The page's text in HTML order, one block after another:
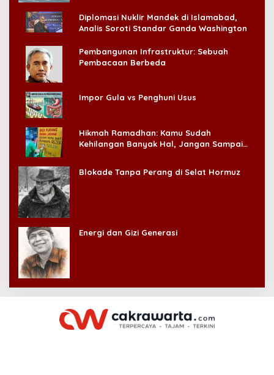
Diplomasi Nuklir Mandek di Islamabad,
Analis Soroti Standar Ganda Washington
Pembangunan Infrastruktur: Sebuah
Pembacaan Berbeda
Impor Gula vs Penghuni Usus
Hikmah Ramadhan: Kamu Sudah
Kehilangan Banyak Hal, Jangan Sampai
Blokade Tanpa Perang di Selat Hormuz
Energi dan Gizi Generasi